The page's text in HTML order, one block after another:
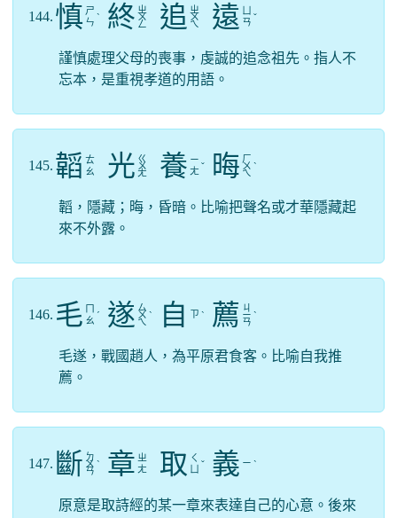
144. 慎 ㄕ
ㄣ ˋ 終 ㄓ
ㄨ
ㄥ 追 ㄓ
ㄨ
ㄟ 遠 ㄢ ˇ
謹慎處理父母的喪事，虔誠的追念祖先。指人不
忘本，是重視孝道的用語。
145. 韜 ㄊ
ㄠ
光 ㄍ
ㄨ
ㄤ 養 ㄧ
ㄤ ˇ 晦 ㄏ
ㄨ
ㄟ
ˋ
韜，隱藏；晦，昏暗。比喻把聲名或才華隱藏起
來不外露。
146. 毛 ㄠ ˊ 遂 ㄙ
ㄨ
ㄟ
ˋ 自 ㄗ ˋ 薦 ㄐ
ㄧ
ㄢ
ˋ
毛遂，戰國趙人，為平原君食客。比喻自我推
薦。
147. 斷 ㄉ
ㄨ
ㄢ
ˋ 章 ㄓ
ㄤ
取 ㄑ
ˇ 義 ㄧ ˋ
原意是取詩經的某一章來表達自己的心意。後來